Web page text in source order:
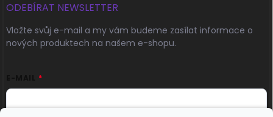
ODEBÍRAT NEWSLETTER
Vložte svůj e-mail a my vám budeme zasílat informace o
nových produktech na našem e-shopu.